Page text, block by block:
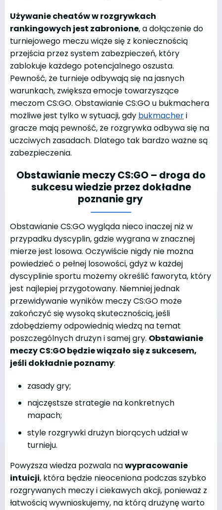
Używaniecheatóww rozgrywkach
rankingowych jest zabronione, a dołączenie do
turniejowego meczu wiąże się z koniecznością
przejścia przez system zabezpieczeń, który
zablokuje każdego potencjalnego oszusta.
Pewność, że turnieje odbywają się na jasnych
warunkach, zwiększa emocje towarzyszące
meczom CS:GO. Obstawianie CS:GO u bukmachera
możliwe jest tylko w sytuacji, gdy bukmacheri
gracze mają pewność, że rozgrywka odbywa się na
uczciwych zasadach. Dlatego tak bardzo ważne są
zabezpieczenia.
Obstawianie meczy CS:GO – droga do
sukcesu wiedzie przez dokładne
poznanie gry
Obstawianie CS:GO wygląda nieco inaczej niż w
przypadku dyscyplin, gdzie wygrana w znacznej
mierze jest losowa. Oczywiście nigdy nie można
powiedzieć o pełnej losowości, gdyż w każdej
dyscyplinie sportu możemy określić faworyta, który
jest najlepiej przygotowany. Niemniej jednak
przewidywanie wyników meczy CS:GO może
zakończyć się wysoką skutecznością, jeśli
zdobędziemy odpowiednią wiedzą na temat
poszczególnych drużyn i samej gry. Obstawianie
meczy CS:GO będzie wiązało się z sukcesem,
jeśli dokładnie poznamy:
zasady gry;
najczęstsze strategie na konkretnych
mapach;
style rozgrywki drużyn biorących udział w
turnieju.
Powyższa wiedza pozwala nawypracowanie
intuicji, która będzie nieoceniona podczas szybko
rozgrywanych meczy i ciekawych akcji, ponieważ z
łatwością wywnioskujemy, na którą drużynę warto